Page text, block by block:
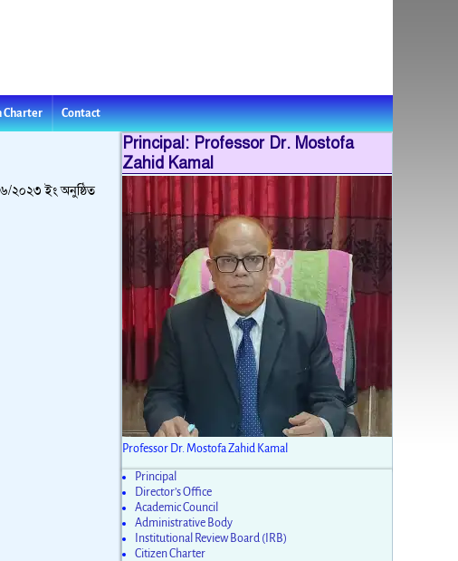
Charter Contact
২০২৩ ইং অনুষ্ঠিত
Principal: Professor Dr. Mostofa
Zahid Kamal
Professor Dr. Mostofa Zahid Kamal
Principal
Director’s Office
Academic Council
Administrative Body
Institutional Review Board (IRB)
Citizen Charter